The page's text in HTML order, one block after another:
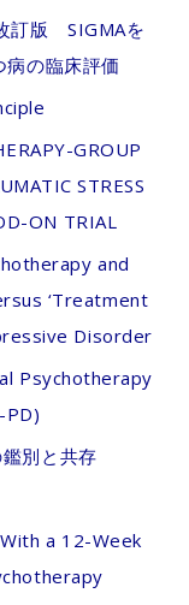
訂版 SIGMAを
病の臨床評価
GROUP
STRESS
ON TRIAL
and
‘Treatment
Disorder
Psychotherapy
別と共存
a 12-Week